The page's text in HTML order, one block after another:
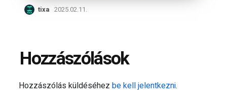
tixa 2025.02.11.
Hozzászólások
Hozzászólás küldéséhezbe kell jelentkezni.